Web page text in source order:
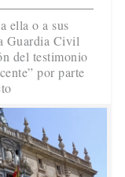
ella o a sus
Guardia Civil
del testimonio
por parte